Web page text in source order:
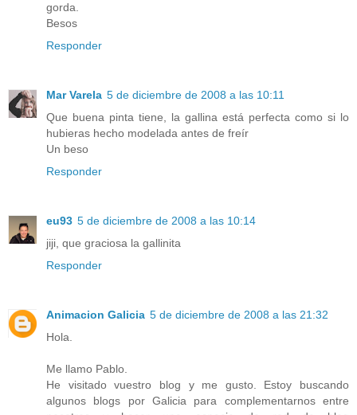
gorda.
Besos
Responder
Mar Varela 5 de diciembre de 2008 a las 10:11
Que buena pinta tiene, la gallina está perfecta como si lo
hubieras hecho modelada antes de freír
Un beso
Responder
eu93 5 de diciembre de 2008 a las 10:14
jiji, que graciosa la gallinita
Responder
Animacion Galicia 5 de diciembre de 2008 a las 21:32
Hola.
Me llamo Pablo.
He visitado vuestro blog y me gusto. Estoy buscando
algunos blogs por Galicia para complementarnos entre